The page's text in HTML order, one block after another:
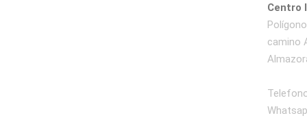
Centro
camino